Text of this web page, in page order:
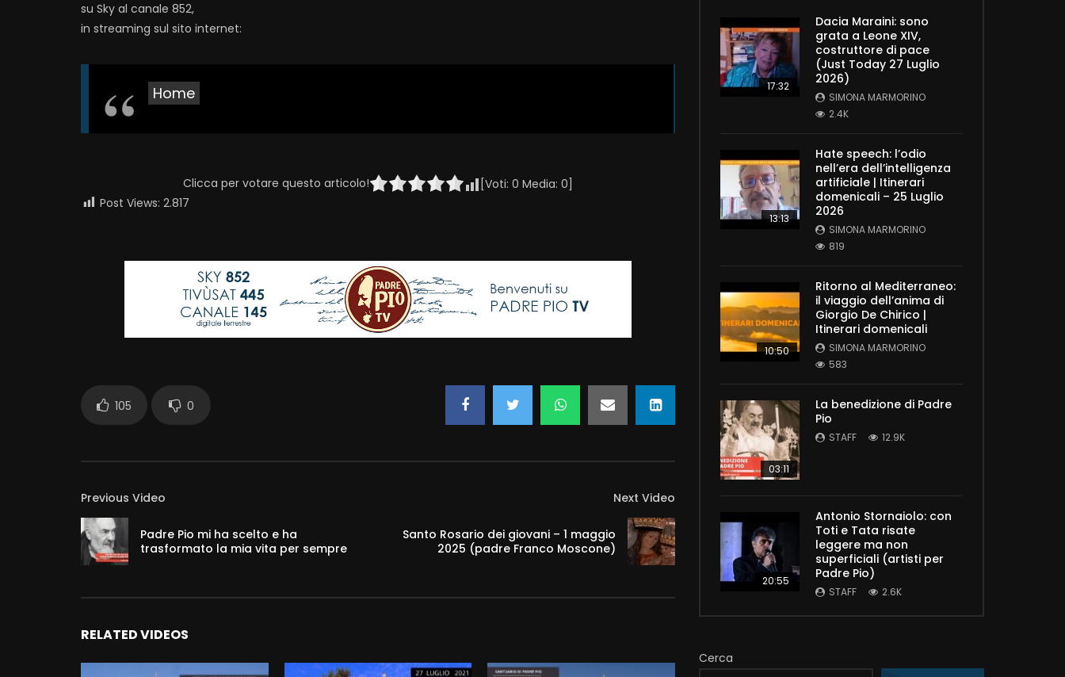
su Sky al canale 852,
in streaming sul sito internet:
Home
Clicca per votare questo articolo! [Voti: 0 Media: 0
Post Views: 2.817
105 0
Previous Video
Padre Pio mi ha scelto e ha
trasformato la mia vita per sempre
Next Video
Santo Rosario dei giovani – 1 maggio
2025 (padre Franco Moscone)
RELATED VIDEOS
17:32
Dacia Maraini: sono
grata a Leone XIV,
costruttore di pace
(Just Today 27 Luglio
2026)
SIMONA MARMORINO
2.4K
13:13
Hate speech: l’odio
nell’era dell’intelligenza
artificiale | Itinerari
domenicali – 25 Luglio
2026
SIMONA MARMORINO
819
10:50
Ritorno al Mediterraneo:
il viaggio dell’anima di
Giorgio De Chirico |
Itinerari domenicali
SIMONA MARMORINO
583
03:11
La benedizione di Padre
Pio
STAFF 12.9K
20:55
Antonio Stornaiolo: con
Toti e Tata risate
leggere ma non
superficiali (artisti per
Padre Pio)
STAFF 2.6K
Cerca